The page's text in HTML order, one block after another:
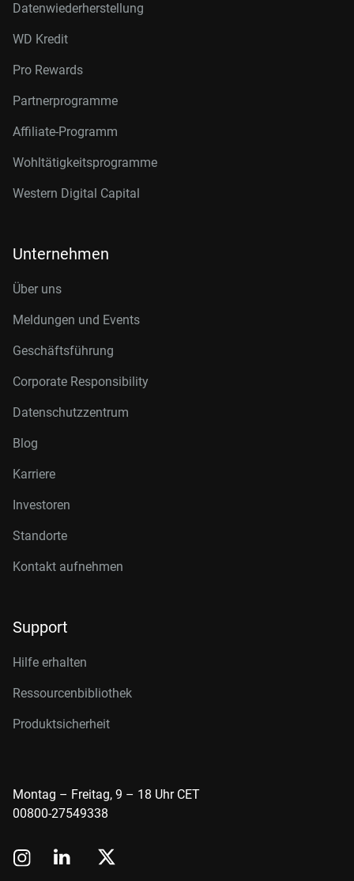
Datenwiederherstellung
WD Kredit
Pro Rewards
Partnerprogramme
Affiliate-Programm
Wohltätigkeitsprogramme
Western Digital Capital
Unternehmen
Über uns
Meldungen und Events
Geschäftsführung
Corporate Responsibility
Datenschutzzentrum
Blog
Karriere
Investoren
Standorte
Kontakt aufnehmen
Support
Hilfe erhalten
Ressourcenbibliothek
Produktsicherheit
Montag – Freitag, 9 – 18 Uhr CET
00800-27549338